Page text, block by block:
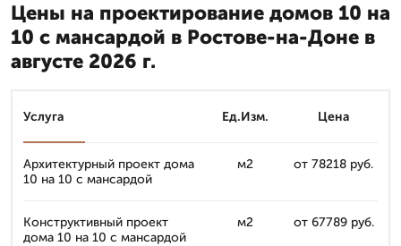
Цены на проектирование домов 10 на
10 с мансардой в Ростове-на-Доне в
августе 2026 г.
Услуга Ед.Изм. Цена
Архитектурный проект дома
10 на 10 с мансардой
м2 от 78218 руб.
Конструктивный проект
дома 10 на 10 с мансардой
м2 от 67789 руб.